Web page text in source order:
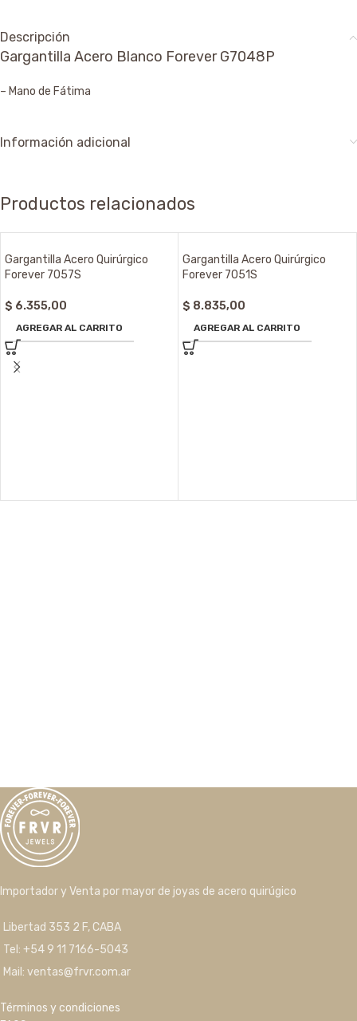
Descripción
Gargantilla Acero Blanco Forever G7048P
– Mano de Fátima
Información adicional
Productos relacionados
Gargantilla Acero Quirúrgico
Forever 7057S
$ 6.355,00
AGREGAR AL CARRITO
Gargantilla Acero Quirúrgico
Forever 7051S
$ 8.835,00
AGREGAR AL CARRITO
Importador y Venta por mayor de joyas de acero quirúgico
Libertad 353 2 F, CABA
Tel: +54 9 11 7166-5043
Mail: ventas@frvr.com.ar
Términos y condiciones